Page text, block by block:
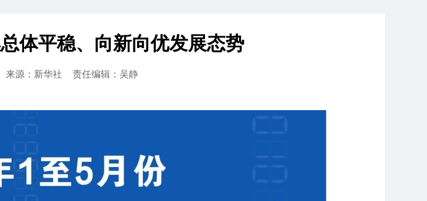
体平稳、向新向优发展态势
来源：新华社 责任编辑：吴静